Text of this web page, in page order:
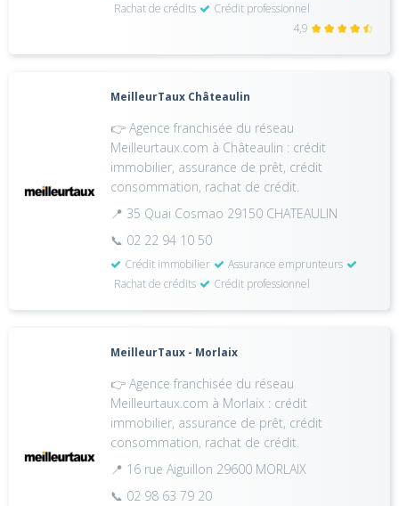
Rachat de crédits
Crédit professionnel
4,9
MeilleurTaux Châteaulin
👉 Agence franchisée du réseau
Meilleurtaux.com à Châteaulin : crédit
immobilier, assurance de prêt, crédit
consommation, rachat de crédit.
📍 35 Quai Cosmao 29150 CHATEAULIN
📞 02 22 94 10 50
Crédit immobilier
Assurance emprunteurs
Rachat de crédits
Crédit professionnel
MeilleurTaux - Morlaix
👉 Agence franchisée du réseau
Meilleurtaux.com à Morlaix : crédit
immobilier, assurance de prêt, crédit
consommation, rachat de crédit.
📍 16 rue Aiguillon 29600 MORLAIX
📞 02 98 63 79 20